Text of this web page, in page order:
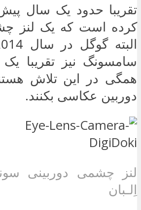
تقریبا حدود یک سال
کرده است که یک لنز
سامسونگ نیز تقریبا
همگی در این تلاش
دوربین عکاسی بکنند.
لنز چشمی دوربینی
اِلـبان